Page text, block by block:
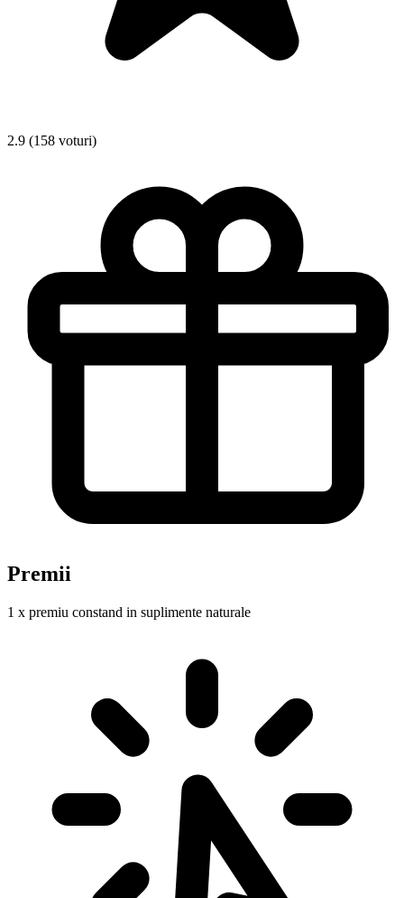
2.9 (158 voturi)
Premii
1 x premiu constand in suplimente naturale